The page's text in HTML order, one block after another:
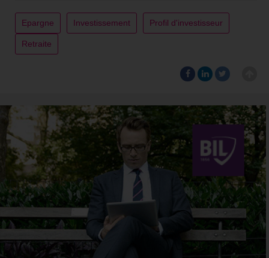
Epargne Investissement Profil d'investisseur
Retraite